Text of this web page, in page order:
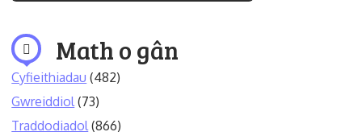
Math o gân
Cyfieithiadau (482)
Gwreiddiol (73)
Traddodiadol (866)